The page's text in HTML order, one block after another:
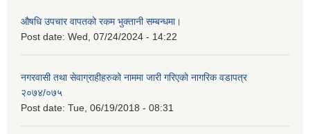
औषधि उपचार वापतको रकम भुक्तानी सम्बन्धमा।
Post date: Wed, 07/24/2024 - 14:22
नगरवासी तथा सेवाग्राहीहरुको नाममा जारी गरिएको नागरिक वडापत्र
२०७४/०७५
Post date: Tue, 06/19/2018 - 08:31